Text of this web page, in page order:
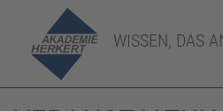
WISSEN, DAS